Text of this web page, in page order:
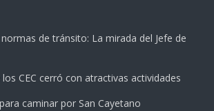
de tránsito: La mirada del Jefe de
CEC cerró con atractivas actividades
caminar por San Cayetano